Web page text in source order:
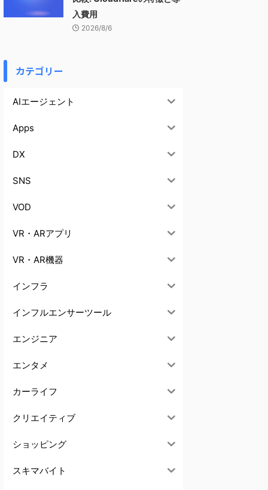
入費用
2026/8/6
カテゴリー
AIエージェント
Apps
DX
SNS
VOD
VR・ARアプリ
VR・AR機器
インフラ
インフルエンサーツール
エンジニア
エンタメ
カーライフ
クリエイティブ
ショッピング
スキマバイト